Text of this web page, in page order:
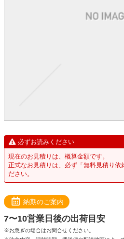
必ずお読みください
現在のお見積りは、概算金額です。
正式なお見積りは、必ず「無料見積り依
ださい。
納期のご案内
7〜10営業日後の出荷目安
※お急ぎの場合はお問合せください。